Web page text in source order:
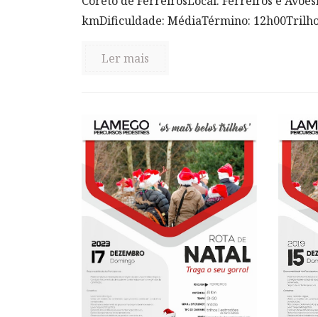
kmDificuldade: MédiaTérmino:
Ler mais